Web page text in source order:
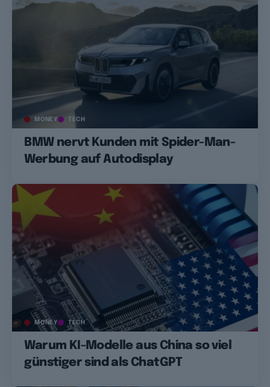
MONEY TECH
BMW nervt Kunden mit Spider-Man-
Werbung auf Autodisplay
MONEY TECH
Warum KI-Modelle aus China so viel
günstiger sind als ChatGPT